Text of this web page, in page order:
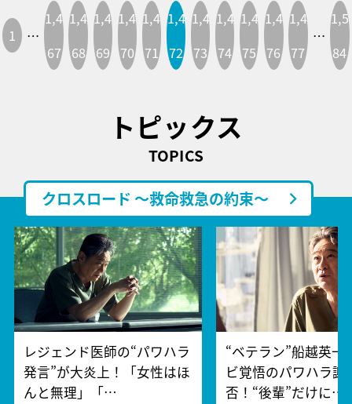
1 …
1,4
67
1,4
68
1,4
69
1,4
70
1,4
71
1,4
72
1,4
73
1,4
74
1,4
75
1,4
76
1,4
77
…
1,5
84
トピックス
TOPICS
クロスロード ～救命救急の約束～
レジェンド医師の“パワハラ
発言”が大炎上！「女性はほ
んと無理」「…
“ベテラン”船越英一
ビ覚悟のパワハラ謝
否！“後輩”だけに…